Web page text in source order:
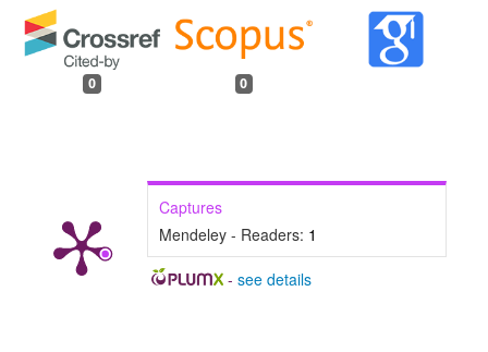
0 0
Captures
Mendeley - Readers: 1
- see details